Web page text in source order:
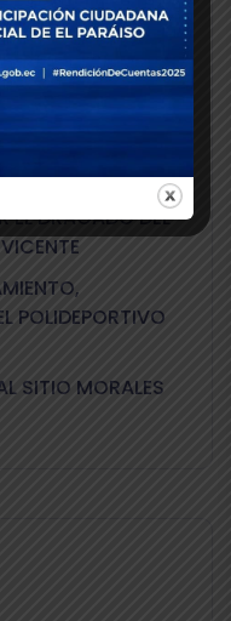
DE LA
NUESTRA
EL DRAGADO DEL
POLIDEPORTIVO
SITIO MORALES